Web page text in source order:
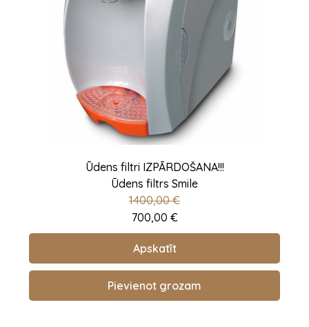
Ūdens filtri IZPĀRDOŠANA!!!
Ūdens filtrs Smile
1400,00€
700,00 €
Apskatīt
Pievienot grozam